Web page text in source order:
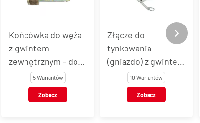
Końcówka do węża
z gwintem
zewnętrznym - do
złączy do
tynkowania
5 Wariantów
Zobacz
Złącze do
tynkowania
(gniazdo) z gwintem
wewnętrznym
10 Wariantów
Zobacz